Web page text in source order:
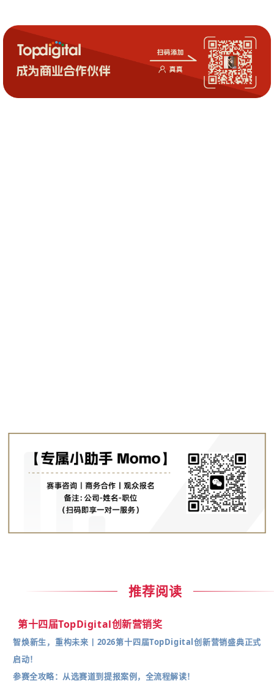
推荐阅读
第十四届TopDigital创新营销奖
智焕新生，重构未来丨2026第十四届TopDigital创新营销盛典正式
启动！
参赛全攻略：从选赛道到提报案例，全流程解读！